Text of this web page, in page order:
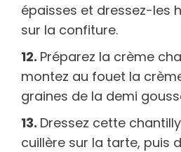
épaisses et dressez-les
sur la confiture.
Préparez la crème
montez au fouet la
graines de la demi
Dressez cette chantilly
cuillère sur la tarte, puis